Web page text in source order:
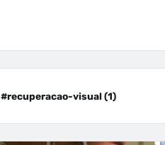
#recuperacao-visual (1)